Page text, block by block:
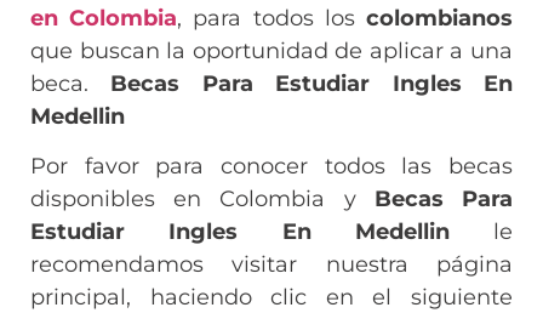
en Colombia, para todos loscolombianos
que buscan la oportunidad de aplicar a una
beca. Becas Para Estudiar Ingles En
Medellin
Por favor para conocer todos las becas
disponibles en Colombia y Becas Para
Estudiar Ingles En Medellinle
recomendamos visitar nuestra página
principal, haciendo clic en el siguiente